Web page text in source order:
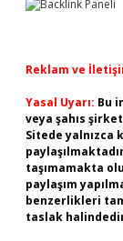
Reklam ve
Yasal Uyarı: Bu
veya şahıs
Sitede yalnızca
taşımamakta
paylaşım
benzerlikleri
taslak